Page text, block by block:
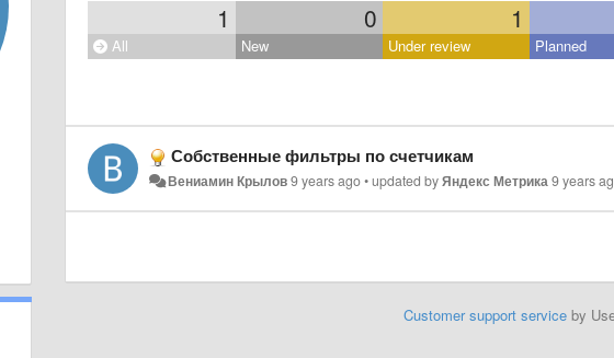
1 0 1
All New Under review Planned
Собственные фильтры по счетчикам
Вениамин Крылов9 years ago•updated byЯндекс Метрика9 years
Customer support service by